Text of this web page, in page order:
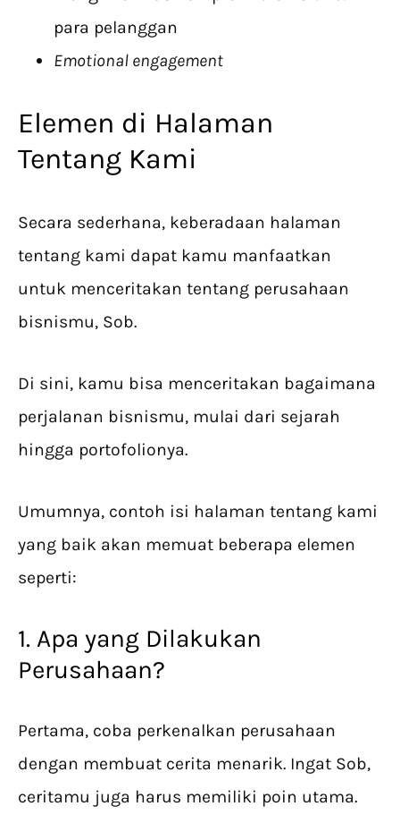
para pelanggan
Emotional engagement
Elemen di Halaman
Tentang Kami
Secara sederhana, keberadaan halaman
tentang kami dapat kamu manfaatkan
untuk menceritakan tentang perusahaan
bisnismu, Sob.
Di sini, kamu bisa menceritakan bagaimana
perjalanan bisnismu, mulai dari sejarah
hingga portofolionya.
Umumnya, contoh isi halaman tentang kami
yang baik akan memuat beberapa elemen
seperti:
1. Apa yang Dilakukan
Perusahaan?
Pertama, coba perkenalkan perusahaan
dengan membuat cerita menarik. Ingat Sob,
ceritamu juga harus memiliki poin utama.